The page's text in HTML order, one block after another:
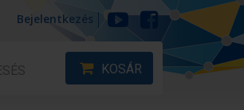
Bejelentkezés
KOSÁR